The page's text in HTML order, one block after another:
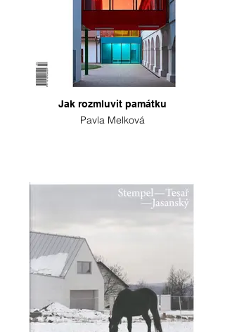
Jak rozmluvit památku
Pavla Melková